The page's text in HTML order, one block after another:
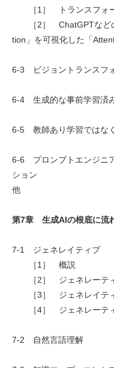
［1］ トランスフォ
［2］ ChatGPTなどの
tion」を可視化した「
6-3 ビジョントランスフ
6-4 生成的な事前学習済
6-5 教師あり学習ではな
6-6 プロンプトエンジニ
ション
他
第7章 生成AIの根底に流
7-1 ジェネレイティブ
［1］ 概説
［2］ ジェネレーティ
［3］ ジェネレイティ
［4］ ジェネレーティ
7-2 自然言語理解